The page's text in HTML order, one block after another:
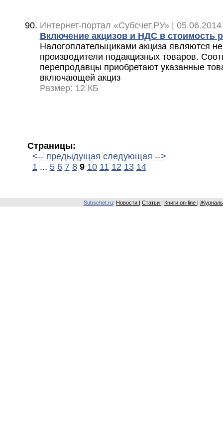
Интернет-портал «Субсчет.РУ» |
Включение акцизов и НДС в стоимость
Налогоплательщиками акциза являются
производители подакцизных товаров.
перепродавцы приобретают указанные
включающей акциз
Размер: 12 КБ
Страницы:
<-- предыдущая следующая -->
1... 5 6 7 8 9 10 11 12 13 14
Subschet.ru: Новости Статьи Книги on-line